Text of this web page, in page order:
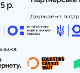
р.